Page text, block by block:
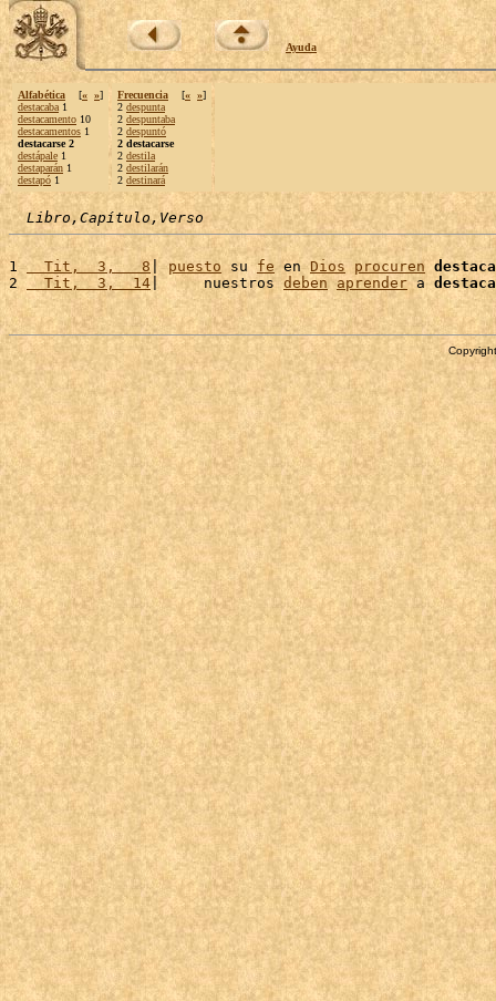
Ayuda
Alfabética [« »]
destacaba 1
destacamento 10
destacamentos 1
destacarse 2
destápale 1
destaparán 1
destapó 1
Frecuencia [« »]
2 despunta
2 despuntaba
2 despuntó
2 destacarse
2 destila
2 destilarán
2 destinará
Libro,Capítulo,Verso
1
  Tit,  3,   8
| puesto su fe en Dios procuren
2
  Tit,  3,  14
|     nuestros deben aprender a